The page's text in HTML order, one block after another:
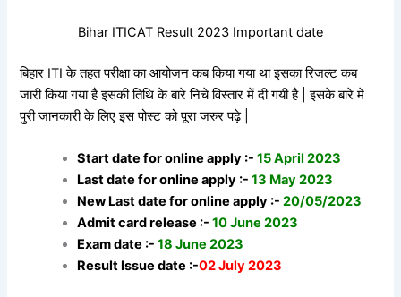
Bihar ITICAT Result 2023 Important date
बिहार ITI के तहत परीक्षा का आयोजन कब किया गया था इसका रिजल्ट कब
जारी किया गया है इसकी तिथि के बारे निचे विस्तार में दी गयी है | इसके बारे मे
पुरी जानकारी के लिए इस पोस्ट को पूरा जरुर पढ़े |
Start date for online apply :- 15 April 2023
Last date for online apply :-13 May 2023
New Last date for online apply :-20/05/2023
Admit card release :- 10 June 2023
Exam date :- 18 June 2023
Result Issue date :-02 July 2023